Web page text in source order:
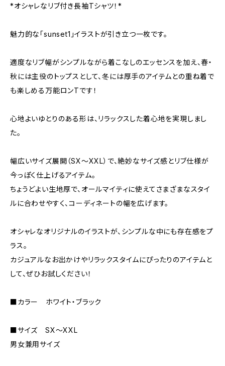
*オシャレなリブ付き長袖Tシャツ！*
魅力的な「sunset1」イラストが引き立つ一枚です。
適度なリブ幅がシンプルながら着こなしのエッセンスを加え、春・
秋には主役のトップスとして、冬には厚手のアイテムとの重ね着で
も楽しめる万能ロンTです！
心地よいゆとりのある形は、リラックスした着心地を実現しまし
た。
幅広いサイズ展開（SX～XXL）で、絶妙なサイズ感とリブ仕様が
今っぽく仕上げるアイテム。
ちょうどよい生地厚で、オールマイティに使えてさまざまなスタイ
ルに合わせやすく、コーディネートの幅を広げます。
オシャレなオリジナルのイラストが、シンプルな中にも存在感をプ
ラス。
カジュアルなお出かけやリラックスタイムにぴったりのアイテムと
して、ぜひお試しください！
■カラー ホワイト・ブラック
■サイズ SX～XXL
男女兼用サイズ